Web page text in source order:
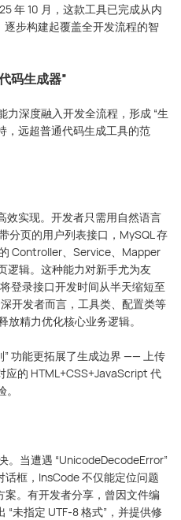
年 10 月，这款工具已完成从内
步构建起覆盖全开发流程的智
码生成器”
力深度融入开发全流程，形成 “生
，远超普通代码生成工具的范
效实现。开发者只需用自然语言
分页的用户列表接口，MySQL 存
Controller、Service、Mapper
逻辑。这种能力对新手尤为友
登录接口开发时间从半天缩短至
开发者而言，工具类、配置类等
放精力优化核心业务逻辑。
” 功能更拓展了生成边界 —— 上传
应的 HTML+CSS+JavaScript 代
。当遭遇 “UnicodeDecodeError”
框，InsCode 不仅能定位问题
。有开发者分享，曾因文件编
“未指定 UTF-8 格式”，并提供修